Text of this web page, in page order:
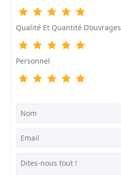
Qualité Et Quantité D’ouvrages
Personnel